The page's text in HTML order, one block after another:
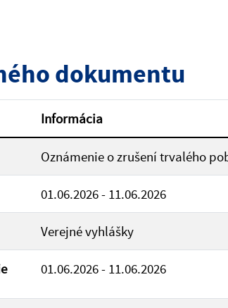
dokumentu
Informácia
Oznámenie o zrušení trvalého
01.06.2026 - 11.06.2026
Verejné vyhlášky
01.06.2026 - 11.06.2026